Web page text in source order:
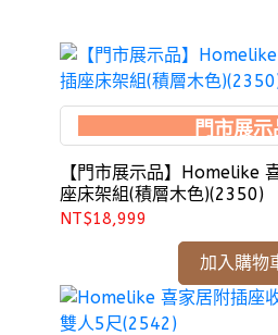
門市展示
【門市展示品】Homelike
座床架組(積層木色)(2350)
NT$18,999
加入購物